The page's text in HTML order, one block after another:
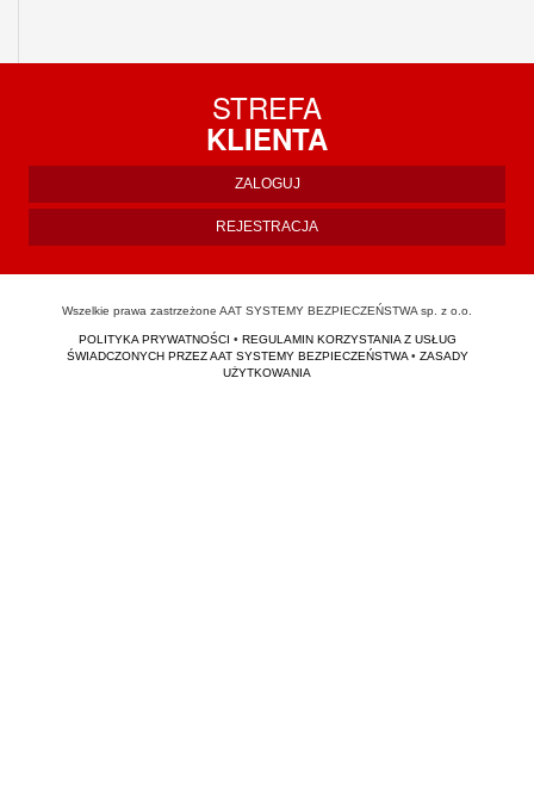
STREFA
KLIENTA
ZALOGUJ
REJESTRACJA
Wszelkie prawa zastrzeżone AAT SYSTEMY BEZPIECZEŃSTWA sp. z o.o.
POLITYKA PRYWATNOŚCI • REGULAMIN KORZYSTANIA Z USŁUG
ŚWIADCZONYCH PRZEZ AAT SYSTEMY BEZPIECZEŃSTWA• ZASADY
UŻYTKOWANIA